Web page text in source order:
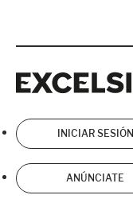
INICIAR SESIÓN
ANÚNCIATE